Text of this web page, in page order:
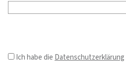
Ich habe dieDatenschutzerklärung